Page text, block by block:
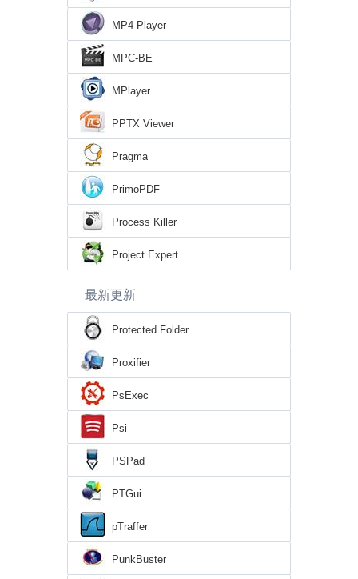
MP4 Player
MPC-BE
MPlayer
PPTX Viewer
Pragma
PrimoPDF
Process Killer
Project Expert
最新更新
Protected Folder
Proxifier
PsExec
Psi
PSPad
PTGui
pTraffer
PunkBuster